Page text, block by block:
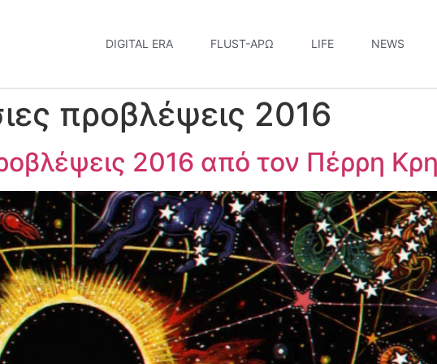
DIGITAL ERA FLUST-ΆΡΩ LIFE NEWS
προβλέψεις 2016
2016 από τον Πέρρη